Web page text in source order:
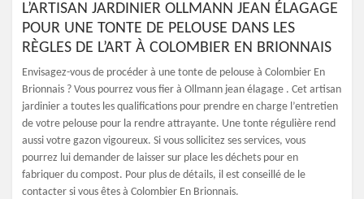
L’ARTISAN JARDINIER OLLMANN JEAN ÉLAGAGE
POUR UNE TONTE DE PELOUSE DANS LES
RÈGLES DE L’ART À COLOMBIER EN BRIONNAIS
Envisagez-vous de procéder à une tonte de pelouse à Colombier En
Brionnais ? Vous pourrez vous fier à Ollmann jean élagage . Cet artisan
jardinier a toutes les qualifications pour prendre en charge l’entretien
de votre pelouse pour la rendre attrayante. Une tonte régulière rend
aussi votre gazon vigoureux. Si vous sollicitez ses services, vous
pourrez lui demander de laisser sur place les déchets pour en
fabriquer du compost. Pour plus de détails, il est conseillé de le
contacter si vous êtes à Colombier En Brionnais.